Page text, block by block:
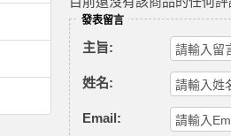
發表留言
主旨:
姓名:
Email: